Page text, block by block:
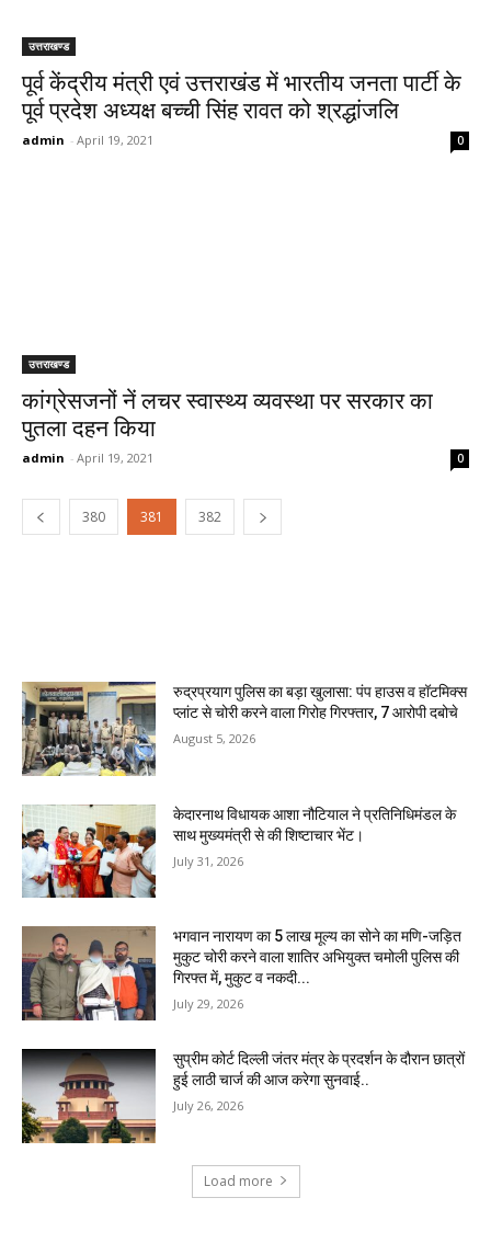
उत्तराखण्ड
पूर्व केंद्रीय मंत्री एवं उत्तराखंड में भारतीय जनता पार्टी के
पूर्व प्रदेश अध्यक्ष बच्ची सिंह रावत को श्रद्धांजलि
admin - April 19, 2021 0
उत्तराखण्ड
कांग्रेसजनों नें लचर स्वास्थ्य व्यवस्था पर सरकार का
पुतला दहन किया
admin - April 19, 2021 0
380 381 382
रुद्रप्रयाग पुलिस का बड़ा खुलासा: पंप हाउस व हॉटमिक्स
प्लांट से चोरी करने वाला गिरोह गिरफ्तार, 7 आरोपी दबोचे
August 5, 2026
केदारनाथ विधायक आशा नौटियाल ने प्रतिनिधिमंडल के
साथ मुख्यमंत्री से की शिष्टाचार भेंट।
July 31, 2026
भगवान नारायण का ₹5 लाख मूल्य का सोने का मणि-जड़ित
मुकुट चोरी करने वाला शातिर अभियुक्त चमोली पुलिस की
गिरफ्त में, मुकुट व नकदी...
July 29, 2026
सुप्रीम कोर्ट दिल्ली जंतर मंत्र के प्रदर्शन के दौरान छात्रों
हुई लाठी चार्ज की आज करेगा सुनवाई..
July 26, 2026
Load more